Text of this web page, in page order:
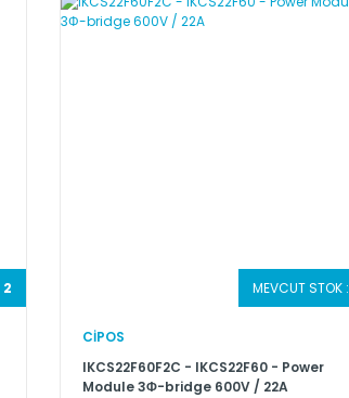
2 MEVCUT STOK :
CİPOS
IKCS22F60F2C - IKCS22F60 - Power
Module 3Φ-bridge 600V / 22A